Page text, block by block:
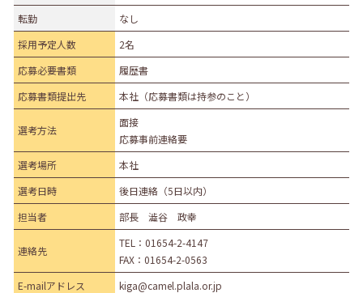
転勤
なし
採用予定人数
2名
応募必要書類
履歴書
応募書類提出先
本社（応募書類は持参のこと）
選考方法
面接
応募事前連絡要
選考場所
本社
選考日時
後日連絡（5日以内）
担当者
部長 澁谷 政幸
連絡先
TEL： 01654-2-4147
FAX：01654-2-0563
E-mailアドレス
kiga@camel.plala.or.jp